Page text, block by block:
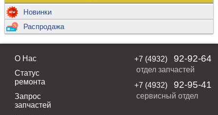
Новинки
Распродажа
О Нас
Статус
ремонта
Запрос
запчастей
+7 (4932) 92-92-64
отдел запчастей
+7 (4932)
92-95-41
сервисный отдел